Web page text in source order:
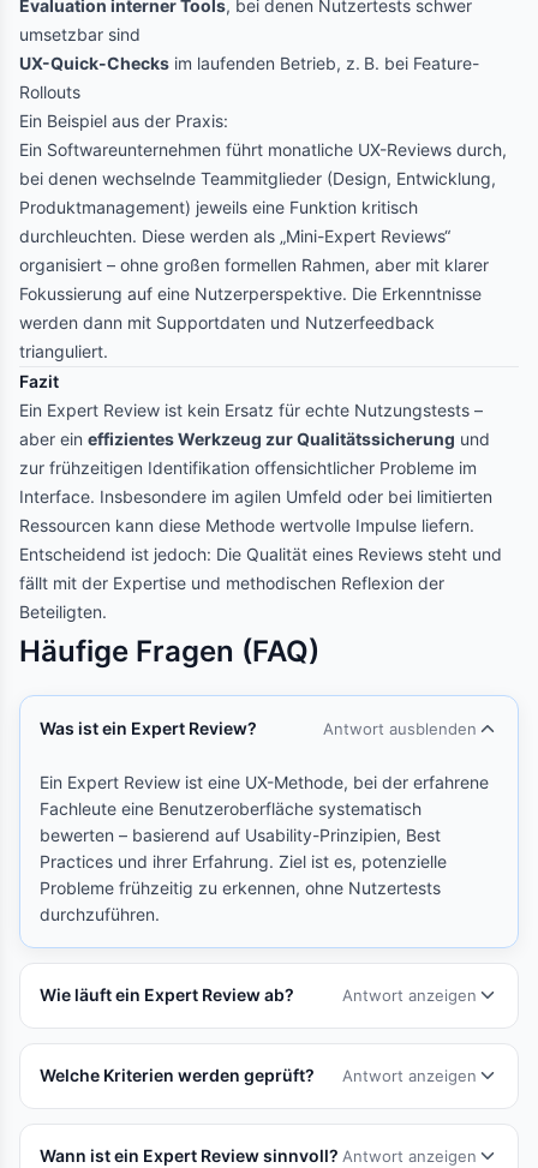
Evaluation interner Tools, bei denen Nutzertests schwer
umsetzbar sind
UX-Quick-Checks im laufenden Betrieb, z. B. bei Feature-
Rollouts
Ein Beispiel aus der Praxis:
Ein Softwareunternehmen führt monatliche UX-Reviews durch,
bei denen wechselnde Teammitglieder (Design, Entwicklung,
Produktmanagement) jeweils eine Funktion kritisch
durchleuchten. Diese werden als „Mini-Expert Reviews“
organisiert – ohne großen formellen Rahmen, aber mit klarer
Fokussierung auf eine Nutzerperspektive. Die Erkenntnisse
werden dann mit Supportdaten und Nutzerfeedback
trianguliert.
Fazit
Ein Expert Review ist kein Ersatz für echte Nutzungstests –
aber ein effizientes Werkzeug zur Qualitätssicherung und
zur frühzeitigen Identifikation offensichtlicher Probleme im
Interface. Insbesondere im agilen Umfeld oder bei limitierten
Ressourcen kann diese Methode wertvolle Impulse liefern.
Entscheidend ist jedoch: Die Qualität eines Reviews steht und
fällt mit der Expertise und methodischen Reflexion der
Beteiligten.
Häufige Fragen (FAQ)
Was ist ein Expert Review? Antwort ausblenden
Ein Expert Review ist eine UX-Methode, bei der erfahrene
Fachleute eine Benutzeroberfläche systematisch
bewerten – basierend auf Usability-Prinzipien, Best
Practices und ihrer Erfahrung. Ziel ist es, potenzielle
Probleme frühzeitig zu erkennen, ohne Nutzertests
durchzuführen.
Wie läuft ein Expert Review ab? Antwort anzeigen
Welche Kriterien werden geprüft? Antwort anzeigen
Wann ist ein Expert Review sinnvoll? Antwort anzeigen